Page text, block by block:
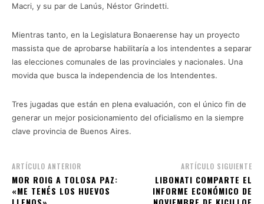
Macri, y su par de Lanús, Néstor Grindetti.
Mientras tanto, en la Legislatura Bonaerense hay un proyecto
massista que de aprobarse habilitaría a los intendentes a separar
las elecciones comunales de las provinciales y nacionales. Una
movida que busca la independencia de los Intendentes.
Tres jugadas que están en plena evaluación, con el único fin de
generar un mejor posicionamiento del oficialismo en la siempre
clave provincia de Buenos Aires.
ARTÍCULO ANTERIOR
MOR ROIG A TOLOSA PAZ:
«ME TENÉS LOS HUEVOS
ARTÍCULO SIGUIENTE
LIBONATI COMPARTE EL
INFORME ECONÓMICO DE